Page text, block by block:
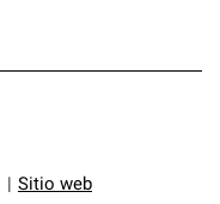
Sitio web